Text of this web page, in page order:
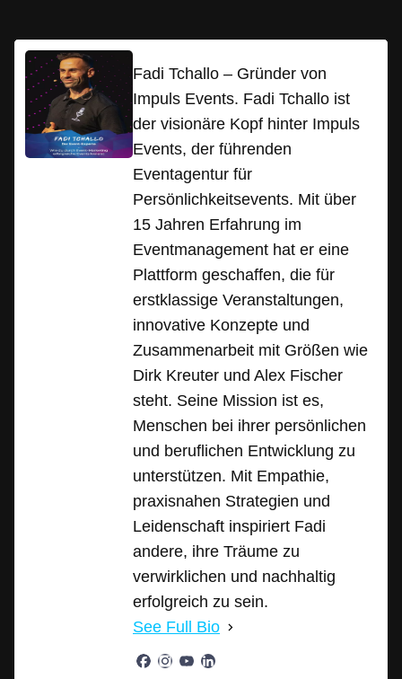
Fadi Tchallo – Gründer von
Impuls Events. Fadi Tchallo ist
der visionäre Kopf hinter Impuls
Events, der führenden
Eventagentur für
Persönlichkeitsevents. Mit über
15 Jahren Erfahrung im
Eventmanagement hat er eine
Plattform geschaffen, die für
erstklassige Veranstaltungen,
innovative Konzepte und
Zusammenarbeit mit Größen wie
Dirk Kreuter und Alex Fischer
steht. Seine Mission ist es,
Menschen bei ihrer persönlichen
und beruflichen Entwicklung zu
unterstützen. Mit Empathie,
praxisnahen Strategien und
Leidenschaft inspiriert Fadi
andere, ihre Träume zu
verwirklichen und nachhaltig
erfolgreich zu sein.
See Full Bio